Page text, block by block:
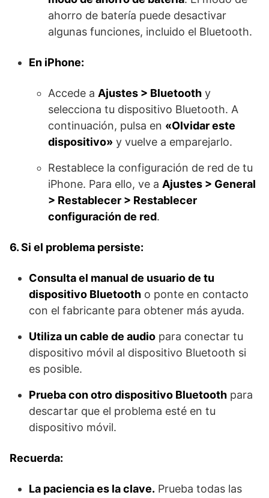
ahorro de batería puede desactivar
algunas funciones, incluido el Bluetooth.
En iPhone:
Accede a Ajustes > Bluetooth y
selecciona tu dispositivo Bluetooth. A
continuación, pulsa en «Olvidar este
dispositivo» y vuelve a emparejarlo.
Restablece la configuración de red de tu
iPhone. Para ello, ve a Ajustes > General
> Restablecer > Restablecer
configuración de red.
6. Si el problema persiste:
Consulta el manual de usuario de tu
dispositivo Bluetooth o ponte en contacto
con el fabricante para obtener más ayuda.
Utiliza un cable de audio para conectar tu
dispositivo móvil al dispositivo Bluetooth si
es posible.
Prueba con otro dispositivo Bluetooth para
descartar que el problema esté en tu
dispositivo móvil.
Recuerda:
La paciencia es la clave. Prueba todas las